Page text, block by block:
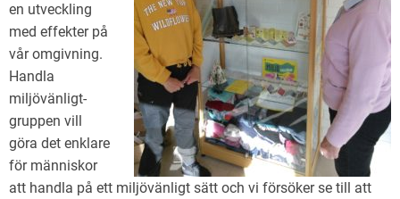
en utveckling
med effekter på
vår omgivning.
Handla
miljövänligt-
gruppen vill
göra det enklare
för människor
att handla på ett miljövänligt sätt och vi försöker se till att